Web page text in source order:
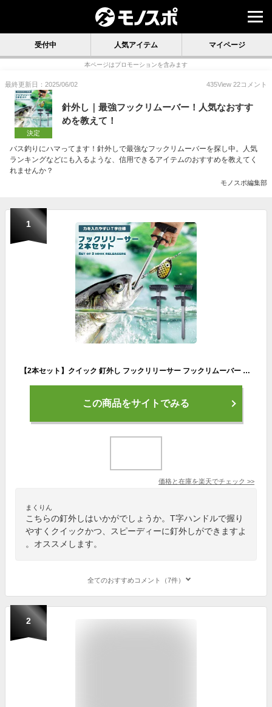
受付中 人気アイテム マイページ
本ページはプロモーションを含みます
最終更新日：2025/06/02 435View 22コメント
決定
針外し｜最強フックリムーバー！人気なおすす
めを教えて！
バス釣りにハマってます！針外しで最強なフックリムーバーを探し中。人気
ランキングなどにも入るような、信用できるアイテムのおすすめを教えてく
れませんか？
モノスポ編集部
1
【2本セット】クイック 釘外し フックリリーサー フックリムーバー T字ハンドル 釣り道具 持ちやすい 力の入れやすい ステンレス製 フック 送料無料
この商品をサイトでみる
価格と在庫を楽天でチェック >>
まくりん
こちらの釘外しはいかがでしょうか。T字ハンドルで握り
やすくクイックかつ、スピーディーに釘外しができますよ
。オススメします。
全てのおすすめコメント（7件）
2